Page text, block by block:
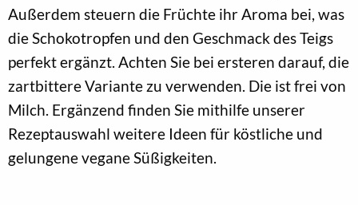
Außerdem steuern die Früchte ihr Aroma bei, was
die Schokotropfen und den Geschmack des Teigs
perfekt ergänzt. Achten Sie bei ersteren darauf, die
zartbittere Variante zu verwenden. Die ist frei von
Milch. Ergänzend finden Sie mithilfe unserer
Rezeptauswahl weitere Ideen für köstliche und
gelungene vegane Süßigkeiten.